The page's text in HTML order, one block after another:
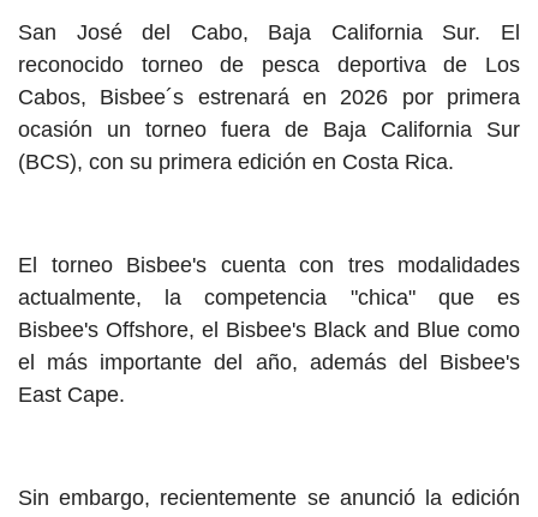
San José del Cabo, Baja California Sur. El
reconocido torneo de pesca deportiva de Los
Cabos, Bisbee´s estrenará en 2026 por primera
ocasión un torneo fuera de Baja California Sur
(BCS), con su primera edición en Costa Rica.
El torneo Bisbee's cuenta con tres modalidades
actualmente, la competencia "chica" que es
Bisbee's Offshore, el Bisbee's Black and Blue como
el más importante del año, además del Bisbee's
East Cape.
Sin embargo, recientemente se anunció la edición